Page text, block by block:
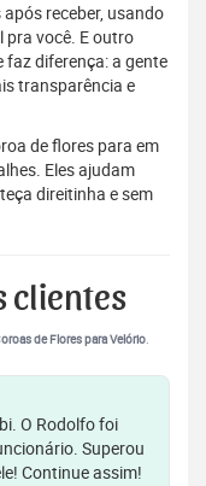
receber, usando
pra você. E outro
faz diferença: a gente
transparência e
de flores para em
Eles ajudam
direitinha e sem
clientes
de Flores para Velório.
O Rodolfo foi
Superou
Continue assim!